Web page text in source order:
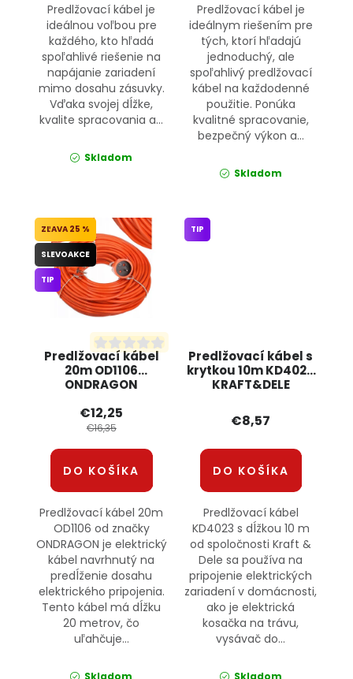
Predlžovací kábel je
ideálnou voľbou pre
každého, kto hľadá
spoľahlivé riešenie na
napájanie zariadení
mimo dosahu zásuvky.
Vďaka svojej dĺžke,
kvalite spracovania a...
Skladom
Predlžovací kábel je
ideálnym riešením pre
tých, ktorí hľadajú
jednoduchý, ale
spoľahlivý predlžovací
kábel na každodenné
použitie. Ponúka
kvalitné spracovanie,
bezpečný výkon a...
Skladom
Predlžovací kábel
20m OD1106
ONDRAGON
25 %
SLEVOAKCE
TIP
€12,25
€16,35
DO KOŠÍKA
Predlžovací kábel 20m
OD1106 od značky
ONDRAGON je elektrický
kábel navrhnutý na
predĺženie dosahu
elektrického pripojenia.
Tento kábel má dĺžku
20 metrov, čo
uľahčuje...
Predlžovací kábel s
krytkou 10m KD4023
KRAFT&DELE
TIP
€8,57
DO KOŠÍKA
Predlžovací kábel
KD4023 s dĺžkou 10 m
od spoločnosti Kraft &
Dele sa používa na
pripojenie elektrických
zariadení v domácnosti,
ako je elektrická
kosačka na trávu,
vysávač do...